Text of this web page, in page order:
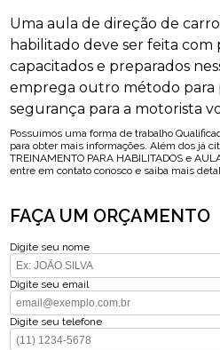
Uma aula de direção de
habilitado deve ser feita com
capacitados e preparados
emprega outro método para
segurança para a motorista
Possuímos uma forma de trabalho
para obter mais informações. Além dos já
TREINAMENTO PARA HABILITADOS e
entre em contato conosco e saiba mais
FAÇA UM ORÇAMENTO
Digite seu nome
Digite seu email
Digite seu telefone